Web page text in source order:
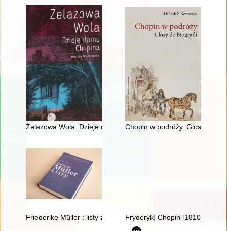
Żelazowa Wola. Dzieje domu ChopinaChopin w podróży. Glosy do
Friederike Müller : listy z Paryża 1839-1845 : nauczanie i
Fryderyk] Chopin [1810-1849].